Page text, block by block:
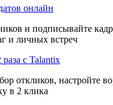
онлайн
и подписывайте
и личных встреч
раза с Talantix
откликов, настройте
в 2 клика